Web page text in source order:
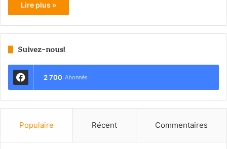
Lire plus »
Suivez-nous!
2 700 Abonnés
Populaire Récent Commentaires